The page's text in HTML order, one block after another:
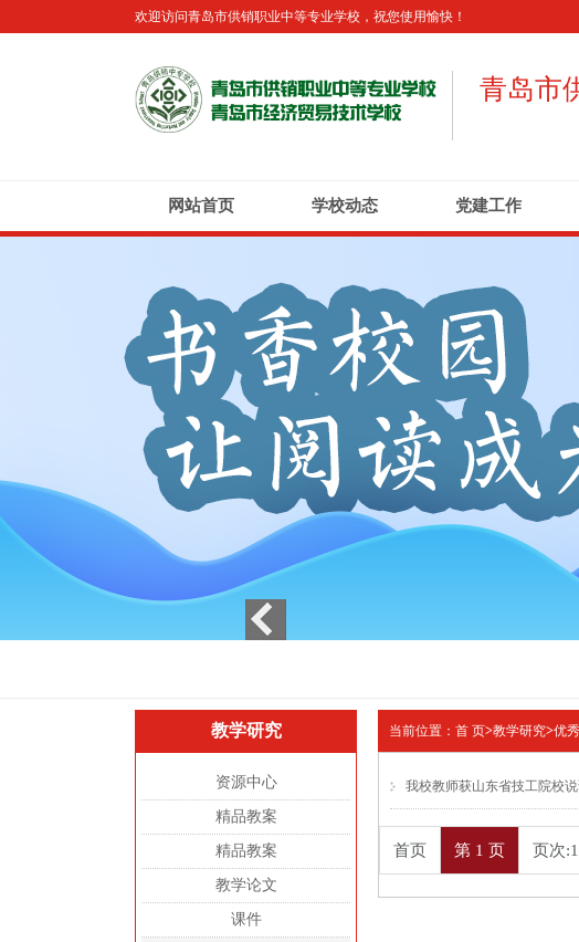
欢迎访问青岛市供销职业中等专业学校，祝您使用愉快！
青岛市
网站首页 学校动态 党建工作
教学研究
资源中心
精品教案
精品教案
教学论文
课件
当前位置： 首 页>教学研究>优
我校教师获山东省技工院校
首页 第 1 页 页次